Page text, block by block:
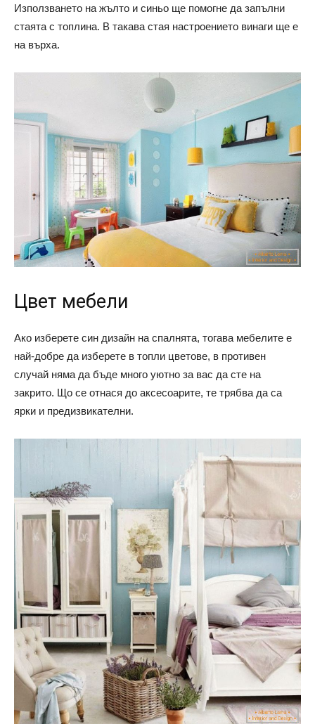
Използването на жълто и синьо ще помогне да запълни
стаята с топлина. В такава стая настроението винаги ще е
на върха.
Цвет мебели
Ако изберете син дизайн на спалнята, тогава мебелите е
най-добре да изберете в топли цветове, в противен
случай няма да бъде много уютно за вас да сте на
закрито. Що се отнася до аксесоарите, те трябва да са
ярки и предизвикателни.